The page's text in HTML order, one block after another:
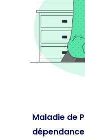
Maladie de
dépendance